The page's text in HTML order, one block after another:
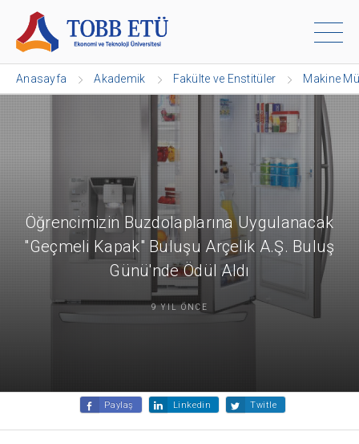
Anasayfa Akademik Fakülte ve Enstitüler Makine
Öğrencimizin Buzdolaplarına Uygulanacak
"Geçmeli Kapak" Buluşu Arçelik A.Ş. Buluş
Günü'nde Ödül Aldı
9 YIL ÖNCE
Paylaş Linkedin Twitle